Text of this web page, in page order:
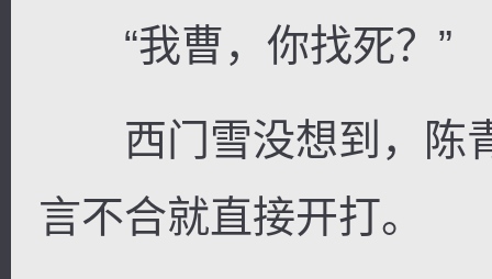
“我曹，你找死？”
西门雪没想到，陈
言不合就直接开打。